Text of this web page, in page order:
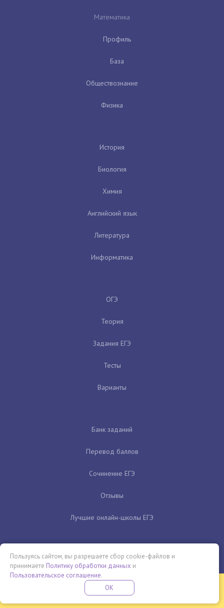
Математика
Профиль
База
Обществознание
Физика
История
Биология
Химия
Английский язык
Литература
Информатика
ОГЭ
Теория
Задания ЕГЭ
Тесты
Варианты
Банк заданий
Перевод баллов
Сочинение ЕГЭ
Отзывы
Лучшие онлайн-школы ЕГЭ
Бесплатная летняя школа
ПРОВЕДИ ЭТО ЛЕТО С ПОЛЬЗОЙ
Пользуясь сайтом, вы разрешаете сбор cookie-файлов и
принимаете Политику обработки данных и
Пользовательское соглашение.
OK